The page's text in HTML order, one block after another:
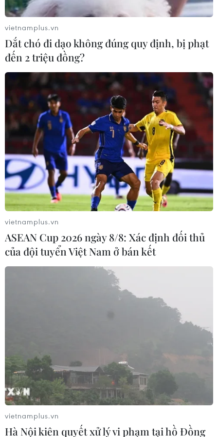
Triển khai nhiều giải pháp vì sự an toàn
của phụ nữ và trẻ em
15/05/2020 04:03
Các cấp Hội Phụ nữ đã phối hợp với những cơ quan
liên quan triển khai nhiều giải pháp thiết thực với mục
đích đảm bảo an toàn cho phụ nữ và trẻ em.
Thủ tướng chỉ thị tăng cường các giải
có những chuyển biến tích cực nhưng vẫn tồn tại nhiều
diễn biến phức tạp như bạo lực, xâm hại tình dục, tử
vong do tai nạn, lạm dụng sức lao động.
vietnamplus.vn
Dắt chó đi dạo không đúng quy định, bị phạt
đến 2 triệu đồng?
vietnamplus.vn
ASEAN Cup 2026 ngày 8/8: Xác định đối thủ
của đội tuyển Việt Nam ở bán kết
vietnamplus.vn
Hà Nội kiên quyết xử lý vi phạm tại hồ Đồng